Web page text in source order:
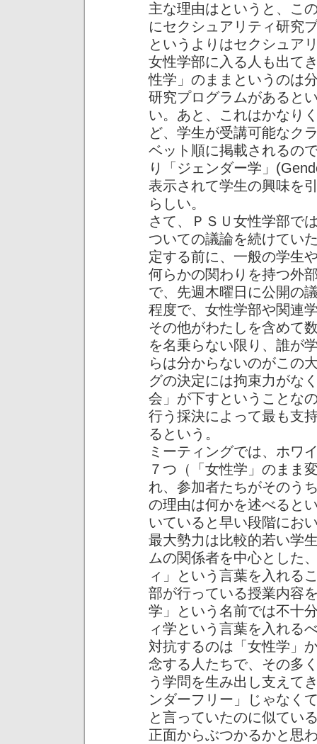
主な理由はというと、こ
にセクシュアリティ研究
というよりはセクシュア
女性学部に入る人も出て
性学」のままというのは
研究プログラムがあると
い。あと、これはかなり
ど、学生が受講可能なク
ベット順に掲載されるの
り「ジェンダー学」
表示されて学生の興味を
らしい。
さて、ＰＳＵ女性学部で
ついての議論を続けてい
定する前に、一般の学生
何らかの関わりを持つ外
で、先週木曜日に公開の
程度で、女性学部や関連
その他がわたしを含めて
を名乗らない限り、誰が
らは分からないのがこの
グの決定には拘束力がな
会」が下すということな
行う採決によって最も支
るという。
ミーティングでは、ホワ
７つ（「女性学」のまま
れ、参加者たちがそのう
の理由は何かを述べると
いていると早い段階にお
最大勢力は比較的若い学
ムの関係者を中心とした
ィ」という言葉を入れる
部が行っている授業内容
学」という名前では不十
ィ学という言葉を入れる
対抗するのは「女性学」
念する人たちで、その多
う学問を生み出し支えて
ンダーフリー」じゃなく
と言っていたのに似てい
正面からぶつかるかと思